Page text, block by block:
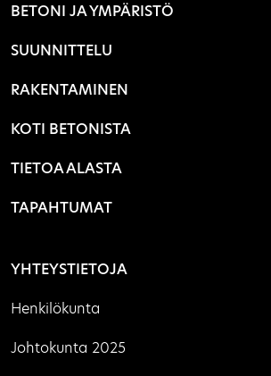
BETONI JA YMPÄRISTÖ
SUUNNITTELU
RAKENTAMINEN
KOTI BETONISTA
TIETOA ALASTA
TAPAHTUMAT
YHTEYSTIETOJA
Henkilökunta
Johtokunta 2025